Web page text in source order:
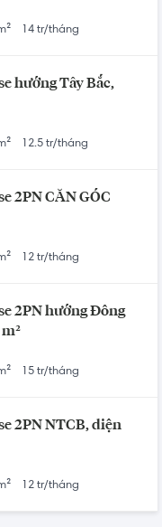
14 tr/tháng
hướng Tây Bắc,
12.5 tr/tháng
2PN CĂN GÓC
12 tr/tháng
2PN hướng Đông
15 tr/tháng
2PN NTCB, diện
12 tr/tháng